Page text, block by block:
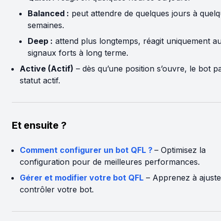
Balanced : peut attendre de quelques jours à
semaines.
Deep : attend plus longtemps, réagit uniquement
signaux forts à long terme.
Active (Actif) – dès qu’une position s’ouvre, le bot
statut actif.
Et ensuite ?
Comment configurer un bot QFL ? – Optimisez la
configuration pour de meilleures performances.
Gérer et modifier votre bot QFL – Apprenez à
contrôler votre bot.